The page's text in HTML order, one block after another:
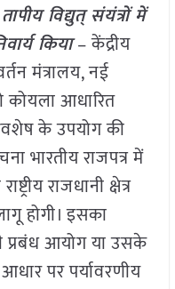
तापीय विद्युत् संयंत्रों में
किया– केंद्रीय
मंत्रालय, नई
कोयला आधारित
के उपयोग की
भारतीय राजपत्र में
राजधानी क्षेत्र
होगी। इसका
प्रबंध आयोग या उसके
पर पर्यावरणीय